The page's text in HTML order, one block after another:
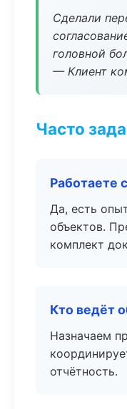
Сделали
головной
— Клиент
Часто
Работаете
Да, есть
объектов.
комплект
Кто ведёт
Назначаем
отчётность.